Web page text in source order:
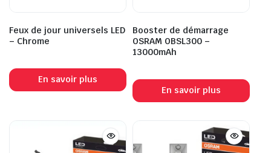
Feux de jour universels LED
– Chrome
En savoir plus
Booster de démarrage
OSRAM OBSL300 –
13000mAh
En savoir plus